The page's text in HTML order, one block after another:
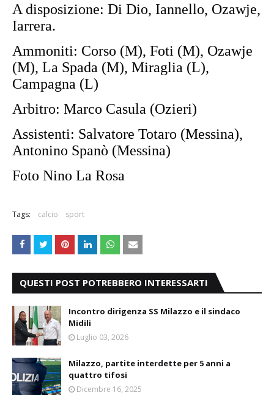
A disposizione: Di Dio, Iannello, Ozawje,
Iarrera.
Ammoniti: Corso (M), Foti (M), Ozawje
(M), La Spada (M), Miraglia (L),
Campagna (L)
Arbitro: Marco Casula (Ozieri)
Assistenti: Salvatore Totaro (Messina),
Antonino Spanò (Messina)
Foto Nino La Rosa
Tags: calcio sport
QUESTI POST POTREBBERO INTERESSARTI
Incontro dirigenza SS Milazzo e il sindaco
Midili
Luglio 03, 2026
Milazzo, partite interdette per 5 anni a
quattro tifosi
Dicembre 16, 2025